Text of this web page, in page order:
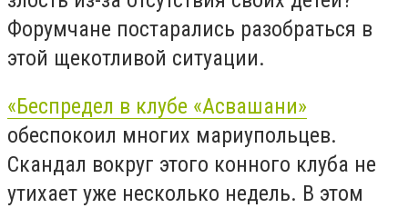
Форумчане постарались разобраться в
этой щекотливой ситуации.
«Беспредел в клубе «Асвашани»
обеспокоил многих мариупольцев.
Скандал вокруг этого конного клуба не
утихает уже несколько недель. В этом